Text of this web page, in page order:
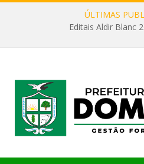
ÚLTIMAS
Editais Aldir Blanc